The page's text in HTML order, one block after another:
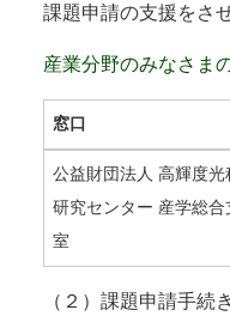
課題申請の支援をさ
産業分野のみなさま
窓口
公益財団法人 高輝度光
研究センター 産学総合
室
（２）課題申請手続